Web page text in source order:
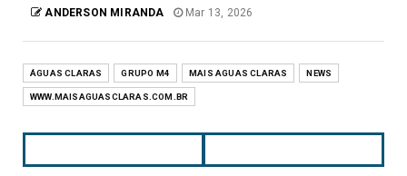
ANDERSON MIRANDA Mar 13, 2026
ÁGUAS CLARAS GRUPO M4 MAIS AGUAS CLARAS NEWS
WWW.MAISAGUASCLARAS.COM.BR